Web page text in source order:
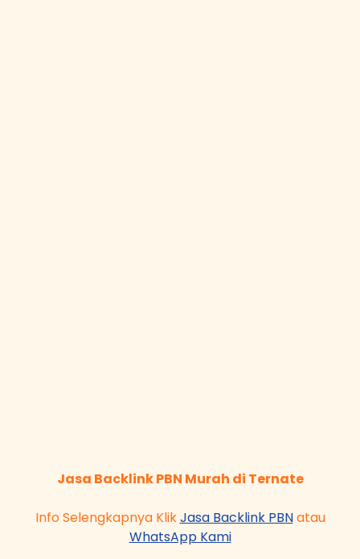
Jasa Backlink PBN Murah di Ternate
Info Selengkapnya KlikJasa Backlink PBNatau
WhatsApp Kami